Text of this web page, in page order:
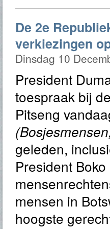
De 2e
verkiezingen
Dinsdag 10
President
toespraak bij
Pitseng
geleden,
President
mensen in
hoogste